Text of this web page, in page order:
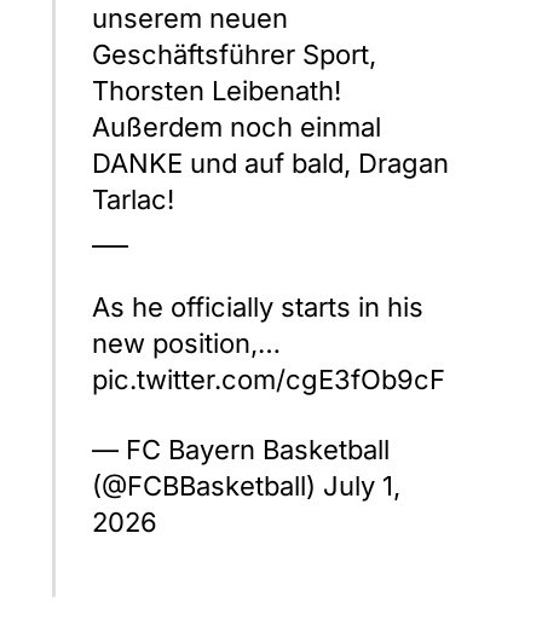
unserem neuen
Geschäftsführer Sport,
Thorsten Leibenath!
Außerdem noch einmal
DANKE und auf bald, Dragan
Tarlac!
As he officially starts in his
new position,…
pic.twitter.com/cgE3fOb9cF
— FC Bayern Basketball
(@FCBBasketball) July 1,
2026